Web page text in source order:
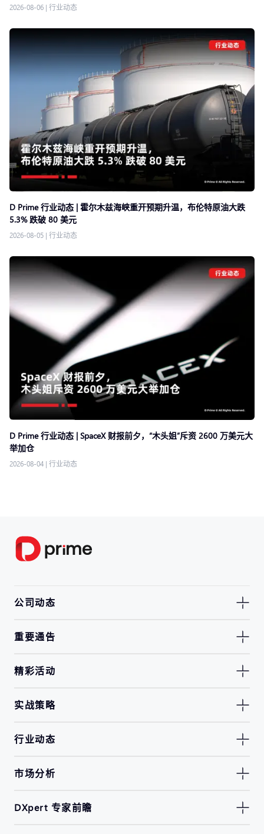
2026-08-06 | 行业动态
D Prime 行业动态 | 霍尔木兹海峡重开预期升温，布伦特原油大跌
5.3% 跌破 80 美元
2026-08-05 | 行业动态
D Prime 行业动态 | SpaceX 财报前夕，“木头姐”斥资 2600 万美元大
举加仓
2026-08-04 | 行业动态
公司动态
重要通告
精彩活动
实战策略
行业动态
市场分析
DXpert 专家前瞻